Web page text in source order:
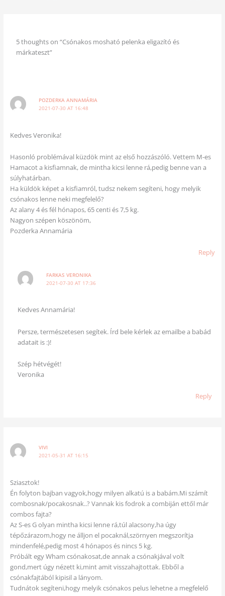
5 thoughts on “Csónakos mosható pelenka eligazító és
márkateszt”
POZDERKA ANNAMÁRIA
2021-07-30 AT 16:48
Kedves Veronika!
Hasonló problémával küzdök mint az első hozzászóló. Vettem M-es
Hamacot a kisfiamnak, de mintha kicsi lenne rá,pedig benne van a
súlyhatárban.
Ha küldök képet a kisfiamról, tudsz nekem segíteni, hogy melyik
csónakos lenne neki megfelelő?
Az alany 4 és fél hónapos, 65 centi és 7,5 kg.
Nagyon szépen köszönöm,
Pozderka Annamária
Reply
FARKAS VERONIKA
2021-07-30 AT 17:36
Kedves Annamária!
Persze, természetesen segítek. Írd bele kérlek az emailbe a babád
adatait is :)!
Szép hétvégét!
Veronika
Reply
VIVI
2021-05-31 AT 16:15
Sziasztok!
Én folyton bajban vagyok,hogy milyen alkatú is a babám.Mi számít
combosnak/pocakosnak..? Vannak kis fodrok a combiján ettől már
combos fajta?
Az S-es G olyan mintha kicsi lenne rá,túl alacsony,ha úgy
tépőzárazom,hogy ne álljon el pocaknál,szörnyen megszorítja
mindenfelé,pedig most 4 hónapos és nincs 5 kg.
Próbált egy Wham csónakosat,de annak a csónakjával volt
gond,mert úgy nézett ki,mint amit visszahajtottak. Ebből a
csónakfajtából kipisil a lányom.
Tudnátok segíteni,hogy melyik csónakos pelus lehetne a megfelelő